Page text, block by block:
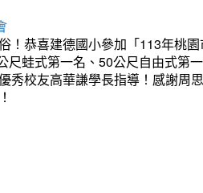
！恭喜建德國小參加「113年桃
尺蛙式第一名、50公尺自由式第
秀校友高華謙學長指導！感謝周